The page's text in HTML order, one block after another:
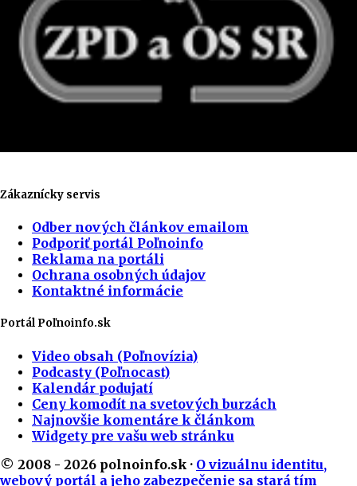
Zákaznícky servis
Odber nových článkov emailom
Podporiť portál Poľnoinfo
Reklama na portáli
Ochrana osobných údajov
Kontaktné informácie
Portál Poľnoinfo.sk
Video obsah (Poľnovízia)
Podcasty (Poľnocast)
Kalendár podujatí
Ceny komodít na svetových burzách
Najnovšie komentáre k článkom
Widgety pre vašu web stránku
© 2008 - 2026 polnoinfo.sk · O vizuálnu identitu,
webový portál a jeho zabezpečenie sa stará tím